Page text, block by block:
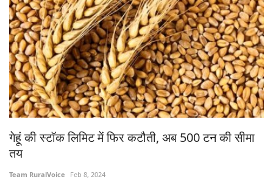
गेहूं की स्टॉक लिमिट में फिर कटौती, अब 500 टन की सीमा
तय
Team RuralVoice Feb 8, 2024